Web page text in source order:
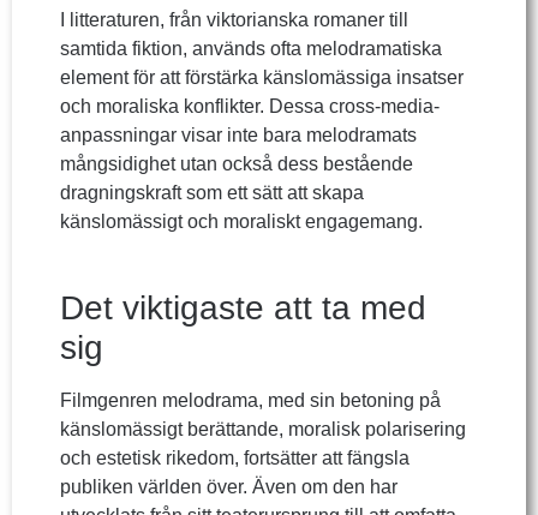
I litteraturen, från viktorianska romaner till
samtida fiktion, används ofta melodramatiska
element för att förstärka känslomässiga insatser
och moraliska konflikter. Dessa cross-media-
anpassningar visar inte bara melodramats
mångsidighet utan också dess bestående
dragningskraft som ett sätt att skapa
känslomässigt och moraliskt engagemang.
Det viktigaste att ta med
sig
Filmgenren melodrama, med sin betoning på
känslomässigt berättande, moralisk polarisering
och estetisk rikedom, fortsätter att fängsla
publiken världen över. Även om den har